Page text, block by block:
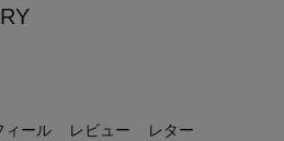
ィール レビュー レター